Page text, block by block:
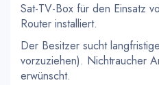
Sat-TV-Box für den Einsatz
Router installiert.
Der Besitzer sucht
vorzuziehen). Nichtraucher
erwünscht.